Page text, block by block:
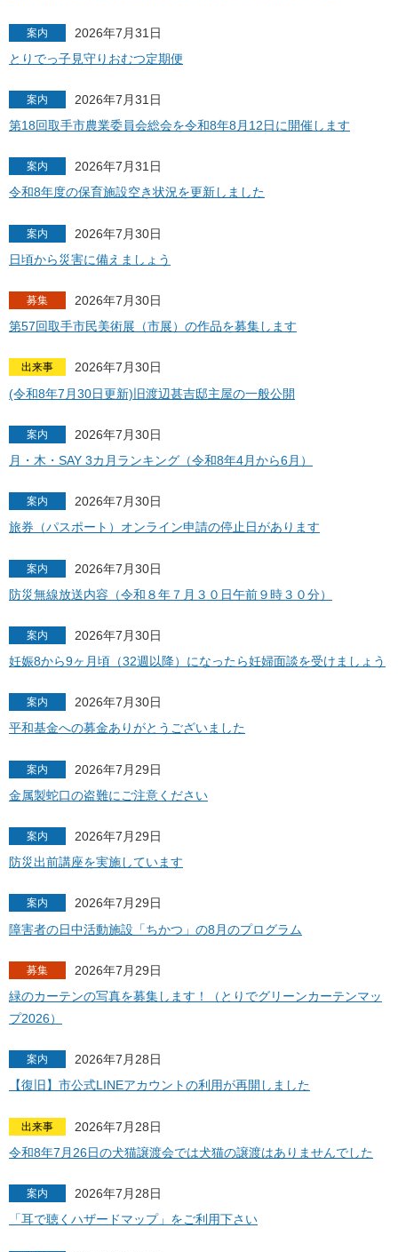
案内
2026年7月31日
とりでっ子見守りおむつ定期便
案内
2026年7月31日
第18回取手市農業委員会総会を令和8年8月12日に開催します
案内
2026年7月31日
令和8年度の保育施設空き状況を更新しました
案内
2026年7月30日
日頃から災害に備えましょう
募集
2026年7月30日
第57回取手市民美術展（市展）の作品を募集します
出来事
2026年7月30日
(令和8年7月30日更新)旧渡辺甚吉邸主屋の一般公開
案内
2026年7月30日
月・木・SAY 3カ月ランキング（令和8年4月から6月）
案内
2026年7月30日
旅券（パスポート）オンライン申請の停止日があります
案内
2026年7月30日
防災無線放送内容（令和８年７月３０日午前９時３０分）
案内
2026年7月30日
妊娠8から9ヶ月頃（32週以降）になったら妊婦面談を受けましょう
案内
2026年7月30日
平和基金への募金ありがとうございました
案内
2026年7月29日
金属製蛇口の盗難にご注意ください
案内
2026年7月29日
防災出前講座を実施しています
案内
2026年7月29日
障害者の日中活動施設「ちかつ」の8月のプログラム
募集
2026年7月29日
緑のカーテンの写真を募集します！（とりでグリーンカーテンマッ
プ2026）
案内
2026年7月28日
【復旧】市公式LINEアカウントの利用が再開しました
出来事
2026年7月28日
令和8年7月26日の犬猫譲渡会では犬猫の譲渡はありませんでした
案内
2026年7月28日
「耳で聴くハザードマップ」をご利用下さい